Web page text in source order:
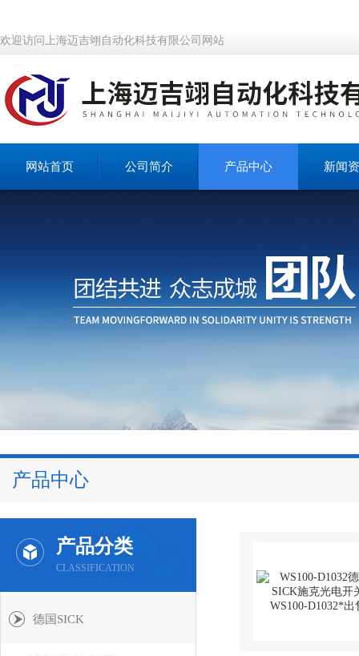
欢迎访问上海迈吉翊自动化科技有限公司网站
网站首页 公司简介 产品中心 新闻
产品中心
产品分类
CLASSIFICATION
德国SICK